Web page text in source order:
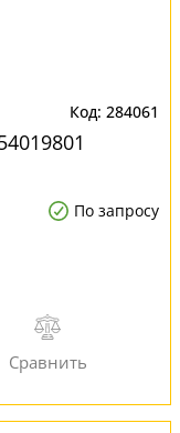
284061
По запросу